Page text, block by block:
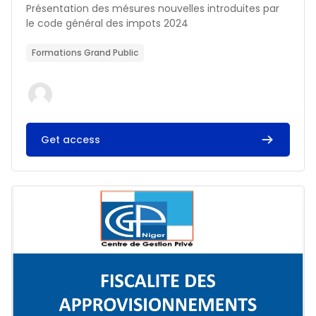
Résumé du cours :
Présentation des mésures nouvelles introduites par
le code général des impots 2024
Formations Grand Public
Get access
Image du cours FISCALITE DES APPROVISIONNEMENTS